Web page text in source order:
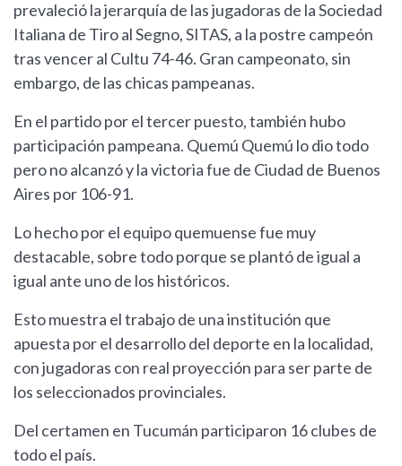
prevaleció la jerarquía de las jugadoras de la Sociedad
Italiana de Tiro al Segno, SITAS, a la postre campeón
tras vencer al Cultu 74-46. Gran campeonato, sin
embargo, de las chicas pampeanas.
En el partido por el tercer puesto, también hubo
participación pampeana. Quemú Quemú lo dio todo
pero no alcanzó y la victoria fue de Ciudad de Buenos
Aires por 106-91.
Lo hecho por el equipo quemuense fue muy
destacable, sobre todo porque se plantó de igual a
igual ante uno de los históricos.
Esto muestra el trabajo de una institución que
apuesta por el desarrollo del deporte en la localidad,
con jugadoras con real proyección para ser parte de
los seleccionados provinciales.
Del certamen en Tucumán participaron 16 clubes de
todo el país.